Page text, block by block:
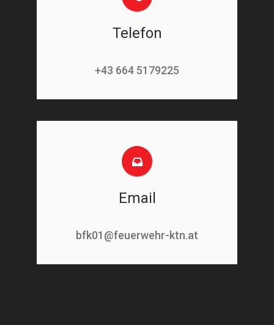
Telefon
+43 664 5179225
Email
bfk01@feuerwehr-ktn.at